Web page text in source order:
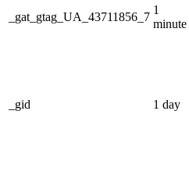
_gat_gtag_UA_43711856_7
1
minute
_gid 1 day